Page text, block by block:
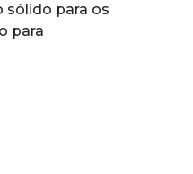
sólido para os
para